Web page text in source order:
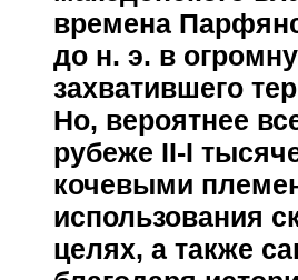
времена
до н. э. в
захватившего
Но, вероятнее
рубеже II-I
кочевыми
использования
целях, а также